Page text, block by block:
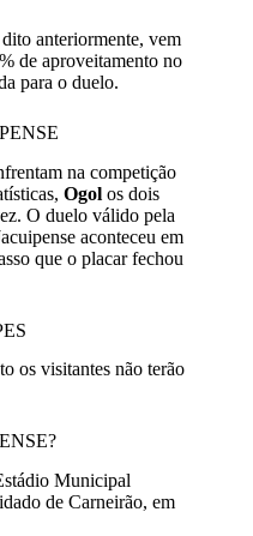
anteriormente, vem
de aproveitamento no
para o duelo.
na competição
Ogol os dois
O duelo válido pela
aconteceu em
que o placar fechou
os visitantes não terão
Municipal
de Carneirão, em